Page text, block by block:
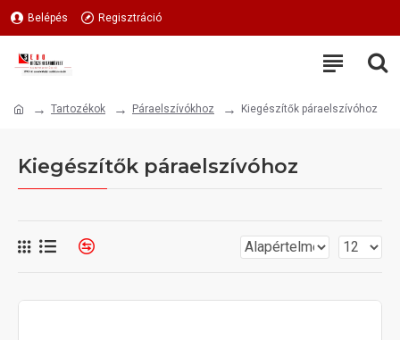
Belépés Regisztráció
Tartozékok Páraelszívókhoz Kiegészítők páraelszívóhoz
Kiegészítők páraelszívóhoz